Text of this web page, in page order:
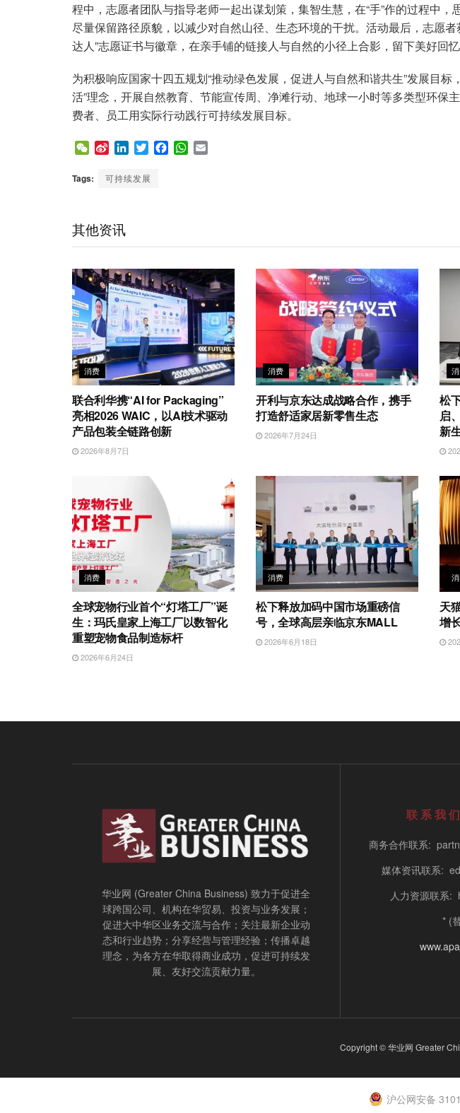
程中，志愿者团队与指导老师一起出谋划策，集智生慧，在“手”作的过程中，
尽量保留路径原貌，以减少对自然山径、生态环境的干扰。活动最后，志愿
达人”志愿证书与徽章，在亲手铺的链接人与自然的小径上合影，留下美好回忆
为积极响应国家十四五规划“推动绿色发展，促进人与自然和谐共生”发展目标
活”理念，开展自然教育、节能宣传周、净滩行动、地球一小时等多类型环保
费者、员工用实际行动践行可持续发展目标。
W
C
S
n
i
L
n
T
i
F
W
Tags: 可持续发展
其他资讯
消费
联合利华携“AI for Packaging”
亮相2026 WAIC，以AI技术驱动
产品包装全链路创新
2026年8月7日
消费
开利与京东达成战略合作，携手
打造舒适家居新零售生态
2026年7月24日
松
启
新
消费
全球宠物行业首个“灯塔工厂”诞
生：玛氏皇家上海工厂以数智化
重塑宠物食品制造标杆
2026年6月24日
消费
松下释放加码中国市场重磅信
号，全球高层亲临京东MALL
2026年6月18日
天
增
华业网 (Greater China Business) 致力于促进全
球跨国公司、机构在华贸易、投资与业务发展；
促进大中华区业务交流与合作；关注最新企业动
态和行业趋势；分享经营与管理经验；传播卓越
理念，为各方在华取得商业成功，促进可持续发
展、友好交流贡献力量。
联 系 我
商务合作联系:
媒体资讯联系:
人力资源联系:
* (
Copyright © 华业网 Greater
沪公网安备